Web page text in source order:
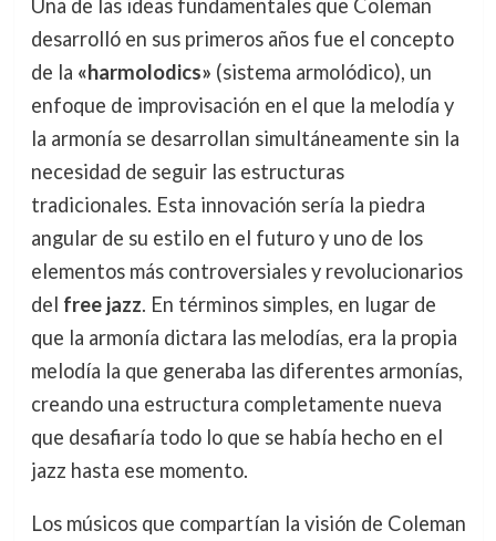
Una de las ideas fundamentales que Coleman
desarrolló en sus primeros años fue el concepto
de la «harmolodics» (sistema armolódico), un
enfoque de improvisación en el que la melodía y
la armonía se desarrollan simultáneamente sin la
necesidad de seguir las estructuras
tradicionales. Esta innovación sería la piedra
angular de su estilo en el futuro y uno de los
elementos más controversiales y revolucionarios
del free jazz. En términos simples, en lugar de
que la armonía dictara las melodías, era la propia
melodía la que generaba las diferentes armonías,
creando una estructura completamente nueva
que desafiaría todo lo que se había hecho en el
jazz hasta ese momento.
Los músicos que compartían la visión de Coleman